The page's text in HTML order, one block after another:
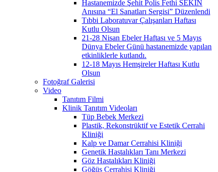
Hastanemizde Şehit Polis Fethi SEKİN
Anısına “El Sanatları Sergisi” Düzenlendi
Tıbbi Laboratuvar Çalışanları Haftası
Kutlu Olsun
21-28 Nisan Ebeler Haftası ve 5 Mayıs
Dünya Ebeler Günü hastanemizde yapılan
etkinliklerle kutlandı.
12-18 Mayıs Hemşireler Haftası Kutlu
Olsun
Fotoğraf Galerisi
Video
Tanıtım Filmi
Klinik Tanıtım Videoları
Tüp Bebek Merkezi
Plastik, Rekonstrüktif ve Estetik Cerrahi
Kliniği
Kalp ve Damar Cerrahisi Kliniği
Genetik Hastalıkları Tanı Merkezi
Göz Hastalıkları Kliniği
Göğüs Cerrahisi Kliniği